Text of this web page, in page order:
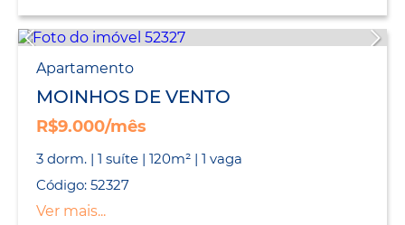
Apartamento
MOINHOS DE VENTO
R$9.000/mês
3 dorm. | 1 suíte | 120m² | 1 vaga
Código: 52327
Ver mais...